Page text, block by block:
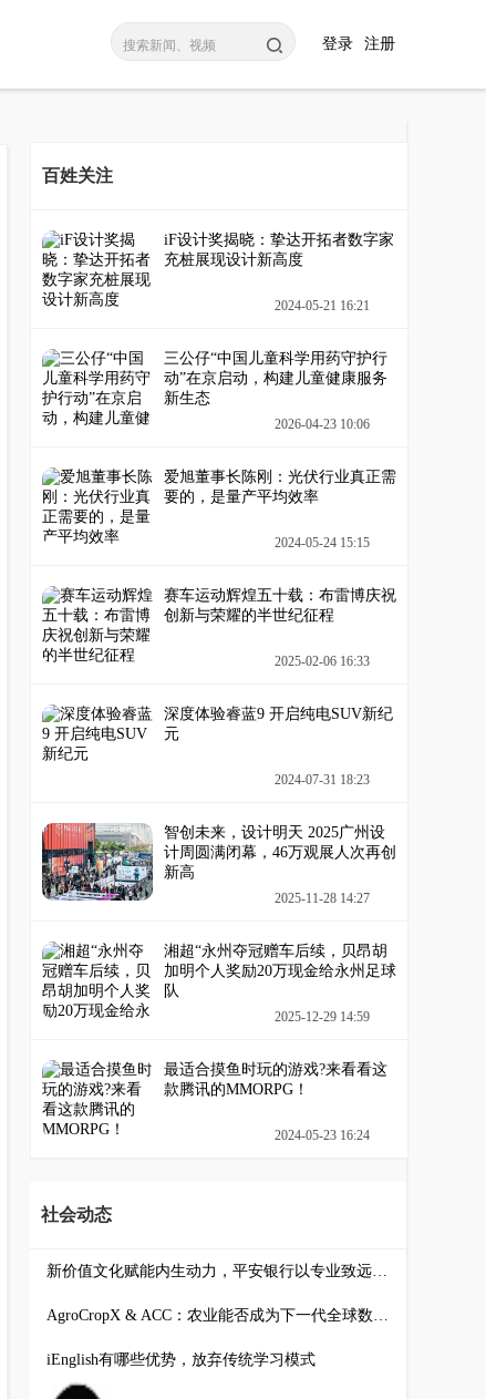
注册
登录
百姓关注
iF设计奖揭晓：挚达开拓者数字家
充桩展现设计新高度
2024-05-21 16:21
三公仔“中国儿童科学用药守护行
动”在京启动，构建儿童健康服务
新生态
2026-04-23 10:06
爱旭董事长陈刚：光伏行业真正需
要的，是量产平均效率
2024-05-24 15:15
赛车运动辉煌五十载：布雷博庆祝
创新与荣耀的半世纪征程
2025-02-06 16:33
深度体验睿蓝9 开启纯电SUV新纪
元
2024-07-31 18:23
智创未来，设计明天 2025广州设
计周圆满闭幕，46万观展人次再创
新高
2025-11-28 14:27
湘超“永州夺冠赠车后续，贝昂胡
加明个人奖励20万现金给永州足球
队
2025-12-29 14:59
最适合摸鱼时玩的游戏?来看看这
款腾讯的MMORPG！
2024-05-23 16:24
社会动态
新价值文化赋能内生动力，平安银行以专业致远引领服务跃升
AgroCropX & ACC：农业能否成为下一代全球数字资产？
iEnglish有哪些优势，放弃传统学习模式